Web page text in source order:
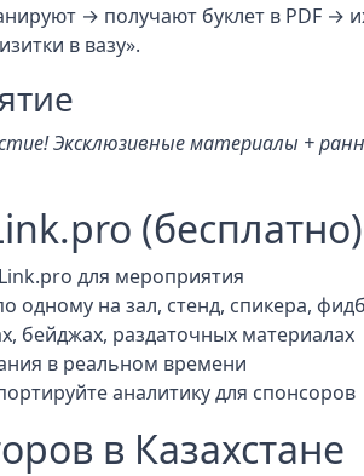
→ получают буклет в PDF →
в вазу».
Эксклюзивные материалы +
(бесплатно)
для мероприятия
одному на зал, стенд, спикера,
бейджах, раздаточных материалах
в реальном времени
аналитику для спонсоров
в Казахстане